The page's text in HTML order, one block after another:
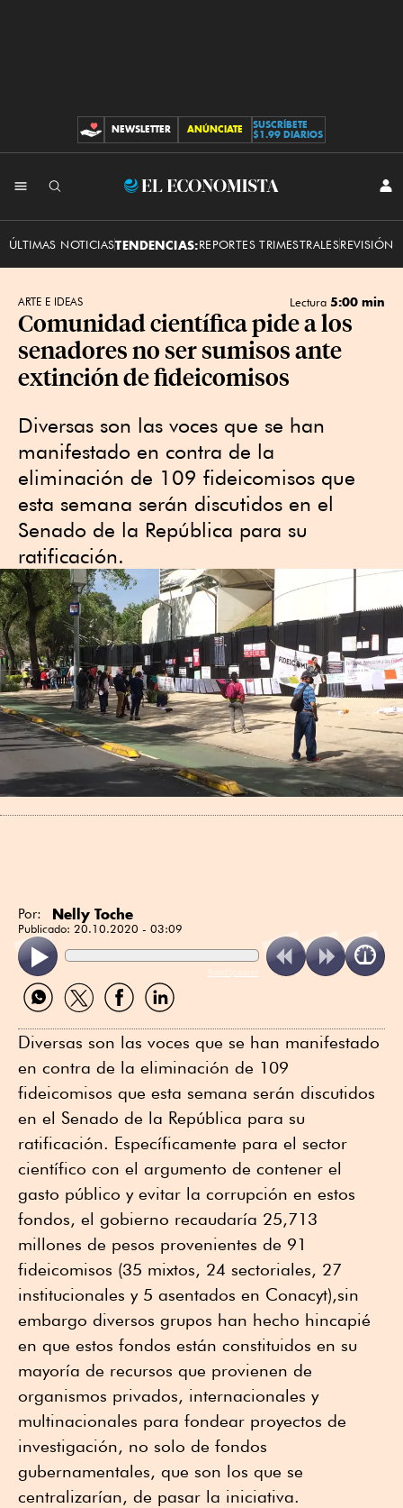
CONTRIBUCIONES
NEWSLETTER ANÚNCIATE
SUSCRÍBETE
$1.99 DIARIOS
El
ÚLTIMAS NOTICIASTENDENCIAS:REPORTES TRIMESTRALESREVISIÓN
ARTE E IDEAS Lectura 5:00 min
Comunidad científica pide a los
senadores no ser sumisos ante
extinción de fideicomisos
Diversas son las voces que se han
manifestado en contra de la
eliminación de 109 fideicomisos que
esta semana serán discutidos en el
Senado de la República para su
ratificación.
Por: Nelly Toche
Publicado: 20.10.2020 - 03:09
ReadSpeaker
Compartir
por
Compartir
por
Compartir
por
Compartir
por
Diversas son las voces que se han manifestado
en contra de la eliminación de 109
fideicomisos que esta semana serán discutidos
en el Senado de la República para su
ratificación. Específicamente para el sector
científico con el argumento de contener el
gasto público y evitar la corrupción en estos
fondos, el gobierno recaudaría 25,713
millones de pesos provenientes de 91
fideicomisos (35 mixtos, 24 sectoriales, 27
institucionales y 5 asentados en Conacyt),sin
embargo diversos grupos han hecho hincapié
en que estos fondos están constituidos en su
mayoría de recursos que provienen de
organismos privados, internacionales y
multinacionales para fondear proyectos de
investigación, no solo de fondos
gubernamentales, que son los que se
centralizarían, de pasar la iniciativa.